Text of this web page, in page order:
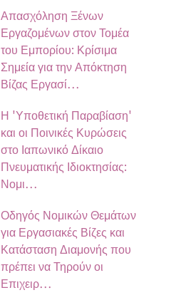
Απασχόληση Ξένων
Εργαζομένων στον Τομέα
του Εμπορίου: Κρίσιμα
Σημεία για την Απόκτηση
Βίζας Εργασί…
Η 'Υποθετική Παραβίαση'
και οι Ποινικές Κυρώσεις
στο Ιαπωνικό Δίκαιο
Πνευματικής Ιδιοκτησίας:
Νομι…
Οδηγός Νομικών Θεμάτων
για Εργασιακές Βίζες και
Κατάσταση Διαμονής που
πρέπει να Τηρούν οι
Επιχειρ…